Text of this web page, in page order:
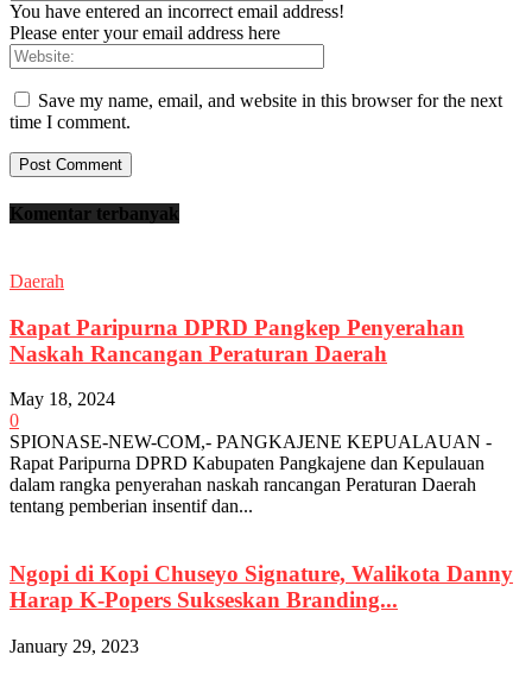
You have entered an incorrect email address!
Please enter your email address here
Save my name, email, and website in this browser for the next
time I comment.
Komentar terbanyak
Daerah
Rapat Paripurna DPRD Pangkep Penyerahan
Naskah Rancangan Peraturan Daerah
May 18, 2024
0
SPIONASE-NEW-COM,- PANGKAJENE KEPUALAUAN -
Rapat Paripurna DPRD Kabupaten Pangkajene dan Kepulauan
dalam rangka penyerahan naskah rancangan Peraturan Daerah
tentang pemberian insentif dan...
Ngopi di Kopi Chuseyo Signature, Walikota Danny
Harap K-Popers Sukseskan Branding...
January 29, 2023